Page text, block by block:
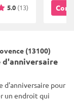
5.0 (13)
(13100)
d'anniversaire
d'anniversaire pour
un endroit qui